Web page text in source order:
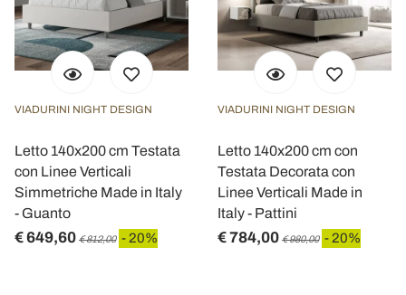
VIADURINI NIGHT DESIGN
Letto 140x200 cm Testata
con Linee Verticali
Simmetriche Made in Italy
- Guanto
€ 649,60 € 812,00 - 20%
VIADURINI NIGHT DESIGN
Letto 140x200 cm con
Testata Decorata con
Linee Verticali Made in
Italy - Pattini
€ 784,00 € 980,00 - 20%